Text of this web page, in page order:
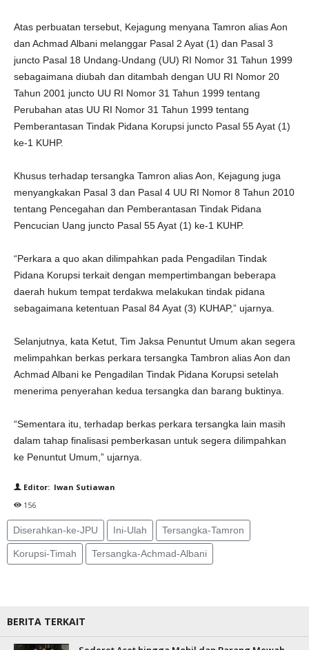
Atas perbuatan tersebut, Kejagung menyana Tamron alias Aon
dan Achmad Albani melanggar Pasal 2 Ayat (1) dan Pasal 3
juncto Pasal 18 Undang-Undang (UU) RI Nomor 31 Tahun 1999
sebagaimana diubah dan ditambah dengan UU RI Nomor 20
Tahun 2001 juncto UU RI Nomor 31 Tahun 1999 tentang
Perubahan atas UU RI Nomor 31 Tahun 1999 tentang
Pemberantasan Tindak Pidana Korupsi juncto Pasal 55 Ayat (1)
ke-1 KUHP.
Khusus terhadap tersangka Tamron alias Aon, Kejagung juga
menyangkakan Pasal 3 dan Pasal 4 UU RI Nomor 8 Tahun 2010
tentang Pencegahan dan Pemberantasan Tindak Pidana
Pencucian Uang juncto Pasal 55 Ayat (1) ke-1 KUHP.
“Perkara a quo akan dilimpahkan pada Pengadilan Tindak
Pidana Korupsi terkait dengan mempertimbangan beberapa
daerah hukum tempat terdakwa melakukan tindak pidana
sebagaimana ketentuan Pasal 84 Ayat (3) KUHAP,” ujarnya.
Selanjutnya, kata Ketut, Tim Jaksa Penuntut Umum akan segera
melimpahkan berkas perkara tersangka Tambron alias Aon dan
Achmad Albani ke Pengadilan Tindak Pidana Korupsi setelah
menerima penyerahan kedua tersangka dan barang buktinya.
“Sementara itu, terhadap berkas perkara tersangka lain masih
dalam tahap finalisasi pemberkasan untuk segera dilimpahkan
ke Penuntut Umum,” ujarnya.
Editor: Iwan Sutiawan
156
Diserahkan-ke-JPU Ini-Ulah Tersangka-Tamron
Korupsi-Timah Tersangka-Achmad-Albani
BERITA TERKAIT